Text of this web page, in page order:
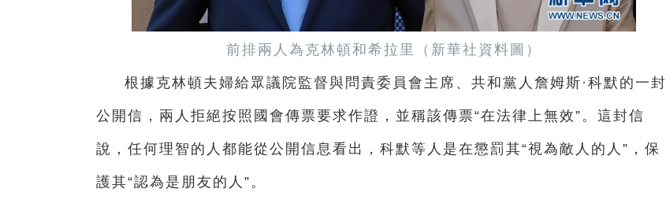
前排兩人為克林頓和希拉里（新華社資料圖）
根據克林頓夫婦給眾議院監督與問責委員會主席、共和黨人詹姆斯·科默的一封
公開信，兩人拒絕按照國會傳票要求作證，並稱該傳票“在法律上無效”。這封信
說，任何理智的人都能從公開信息看出，科默等人是在懲罰其“視為敵人的人”，保
護其“認為是朋友的人”。